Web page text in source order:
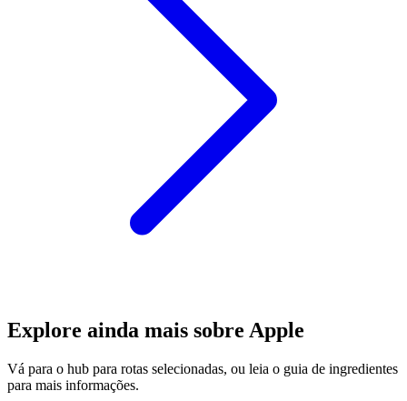
Explore ainda mais sobre Apple
Vá para o hub para rotas selecionadas, ou leia o guia de ingredientes
para mais informações.